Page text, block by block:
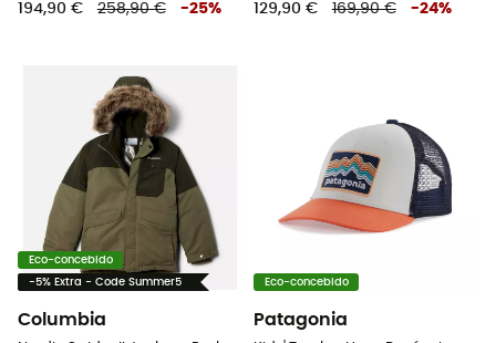
194,90 € 258,90 € -25% 129,90 € 169,90 € -24%
Eco-concebido
-5% Extra - Code Summer5
Columbia
Eco-concebido
Patagonia